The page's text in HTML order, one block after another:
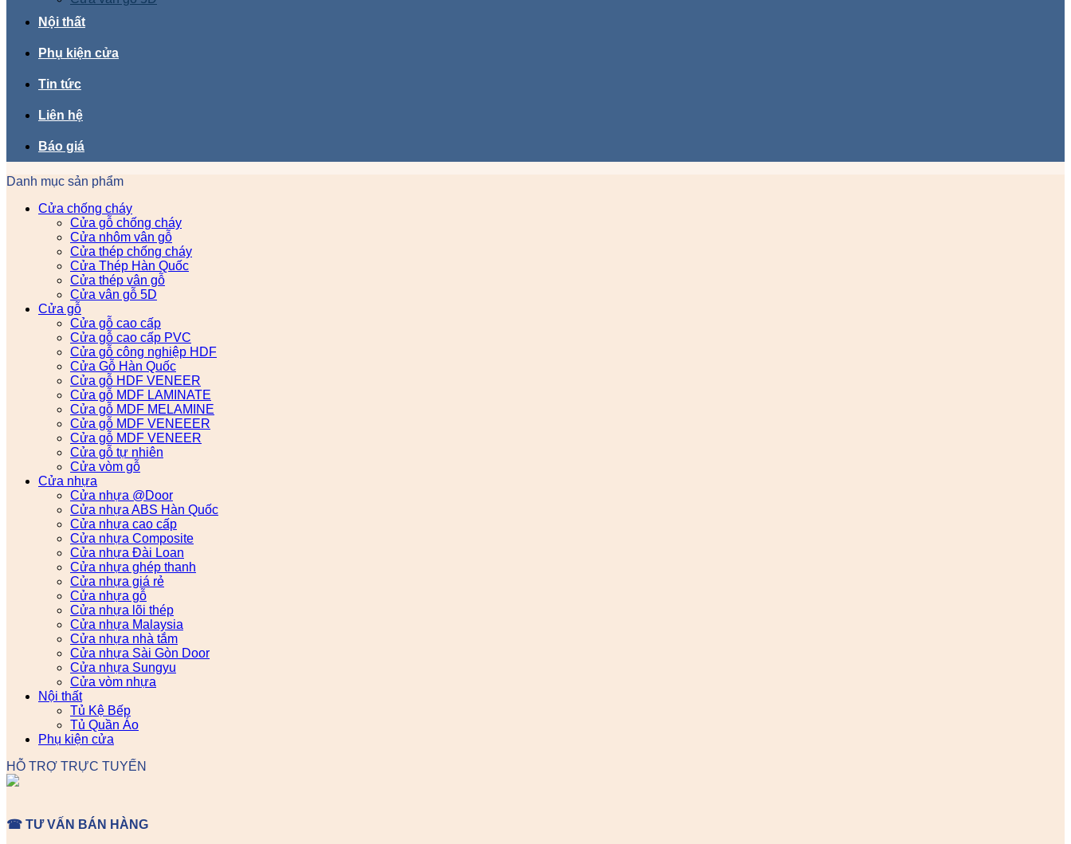
Nội thất
Phụ kiện cửa
Tin tức
Liên hệ
Báo giá
Danh mục sản phẩm
Cửa chống cháy
Cửa gỗ chống cháy
Cửa nhôm vân gỗ
Cửa thép chống cháy
Cửa Thép Hàn Quốc
Cửa thép vân gỗ
Cửa vân gỗ 5D
Cửa gỗ
Cửa gỗ cao cấp
Cửa gỗ cao cấp PVC
Cửa gỗ công nghiệp HDF
Cửa Gỗ Hàn Quốc
Cửa gỗ HDF VENEER
Cửa gỗ MDF LAMINATE
Cửa gỗ MDF MELAMINE
Cửa gỗ MDF VENEEER
Cửa gỗ MDF VENEER
Cửa gỗ tự nhiên
Cửa vòm gỗ
Cửa nhựa
Cửa nhựa @Door
Cửa nhựa ABS Hàn Quốc
Cửa nhựa cao cấp
Cửa nhựa Composite
Cửa nhựa Đài Loan
Cửa nhựa ghép thanh
Cửa nhựa giá rẻ
Cửa nhựa gỗ
Cửa nhựa lõi thép
Cửa nhựa Malaysia
Cửa nhựa nhà tắm
Cửa nhựa Sài Gòn Door
Cửa nhựa Sungyu
Cửa vòm nhựa
Nội thất
Tủ Kệ Bếp
Tủ Quần Áo
Phụ kiện cửa
HỖ TRỢ TRỰC TUYẾN
☎ TƯ VẤN BÁN HÀNG